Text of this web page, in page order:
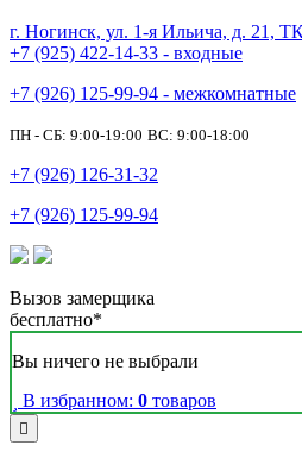
г. Ногинск, ул. 1-я Ильича, д. 21,
+7 (925) 422-14-33 - входные
+7 (926) 125-99-94 - межкомнатные
ПН - СБ: 9:00-19:00 ВС: 9:00-18:00
+7 (926) 126-31-32
+7 (926) 125-99-94
Вызов замерщика
бесплатно*
Вы ничего не выбрали
В избранном: 0 товаров